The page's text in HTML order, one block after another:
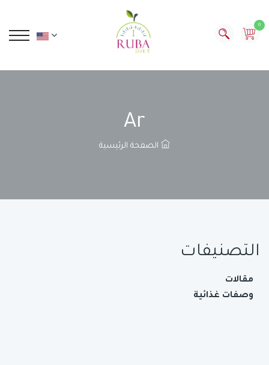
0
Ar
الصفحة الرئيسية
التصنيفات
مقالات
وصفات غذائية